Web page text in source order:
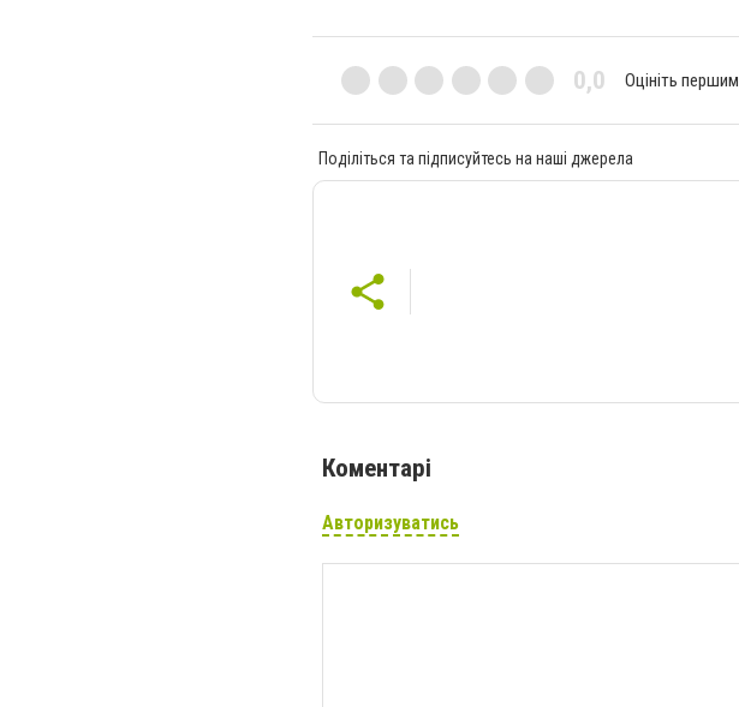
0,0 Оцініть першим
Поділіться та підписуйтесь на наші джерела
Коментарі
Авторизуватись